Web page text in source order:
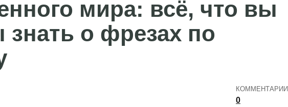
мира: всё, что вы
о фрезах по
КОММЕНТАРИИ
0